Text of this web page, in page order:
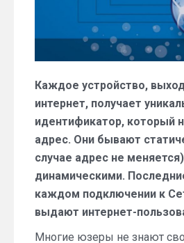
Каждое устройство,
интернет, получает
идентификатор, который
адрес. Они бывают
случае адрес не
динамическими.
каждом подключении к
выдают интернет-
Многие юзеры не знают